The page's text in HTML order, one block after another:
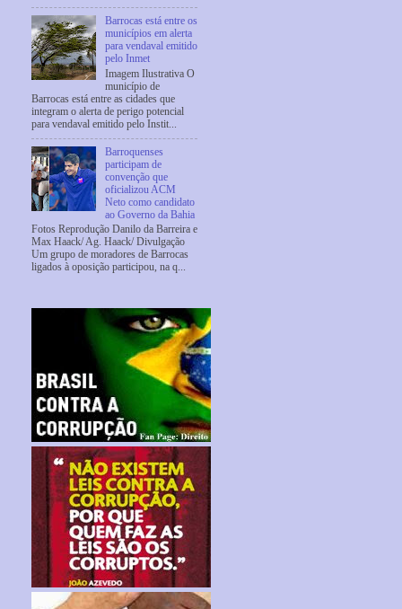
Barrocas está entre os
municípios em alerta
para vendaval emitido
pelo Inmet
Imagem Ilustrativa O
município de
Barrocas está entre as cidades que
integram o alerta de perigo potencial
para vendaval emitido pelo Instit...
Barroquenses
participam de
convenção que
oficializou ACM
Neto como candidato
ao Governo da Bahia
Fotos Reprodução Danilo da Barreira e
Max Haack/ Ag. Haack/ Divulgação
Um grupo de moradores de Barrocas
ligados à oposição participou, na q...